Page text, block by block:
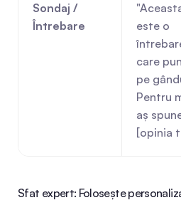
Sondaj /
Întrebare
este o
care
pe
Pentru
aș
[opinia
Sfat expert: Folosește